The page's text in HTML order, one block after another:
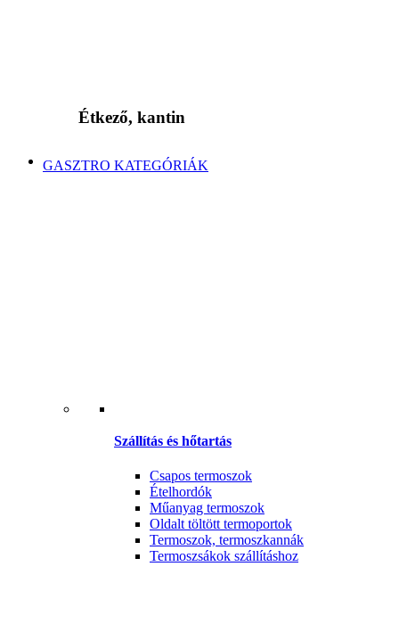
Étkező, kantin
GASZTRO KATEGÓRIÁK
Szállítás és hőtartás
Csapos termoszok
Ételhordók
Műanyag termoszok
Oldalt töltött termoportok
Termoszok, termoszkannák
Termoszsákok szállításhoz